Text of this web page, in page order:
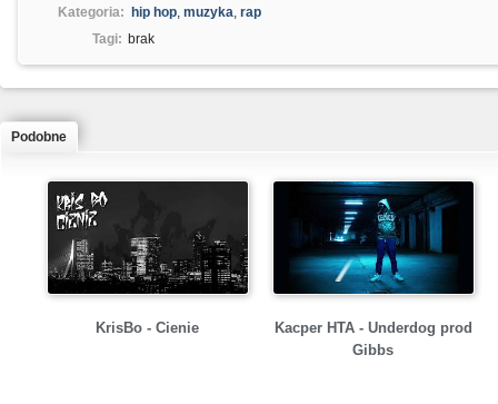
Kategoria:
hip hop, muzyka, rap
Tagi: brak
Podobne
KrisBo - Cienie
Kacper HTA - Underdog prod
Gibbs